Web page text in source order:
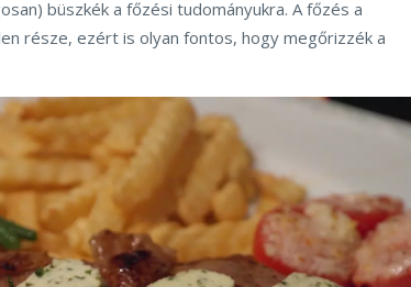
büszkék a főzési tudományukra. A főzés a
része, ezért is olyan fontos, hogy megőrizzék a